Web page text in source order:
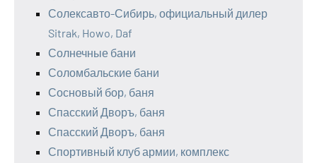
Солексавто-Сибирь, официальный дилер
Sitrak, Howo, Daf
Солнечные бани
Соломбальские бани
Сосновый бор, баня
Спасский Дворъ, баня
Спасский Дворъ, баня
Спортивный клуб армии, комплекс